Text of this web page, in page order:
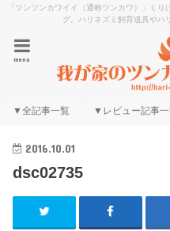
「ツンツンカワイイ（通称ツンカワ）」く
グ。ハリネズミ飼育道具やハ
menu
▼全記事一覧 ▼レビュー記事一
2016.10.01
dsc02735